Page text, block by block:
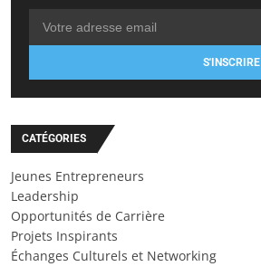
S'INSCRIRE
CATÉGORIES
Jeunes Entrepreneurs
Leadership
Opportunités de Carrière
Projets Inspirants
Échanges Culturels et Networking